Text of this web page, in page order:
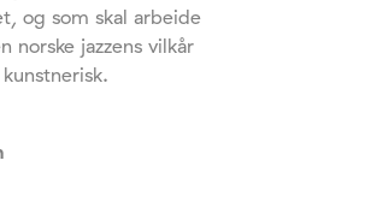
og som skal arbeide
norske jazzens vilkår